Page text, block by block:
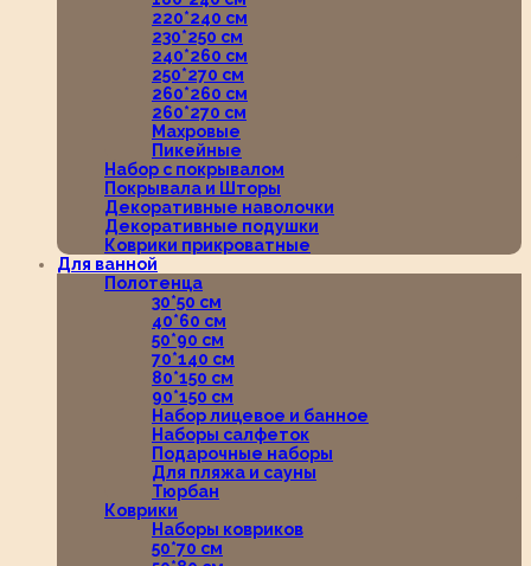
220*240 см
230*250 см
240*260 см
250*270 см
260*260 см
260*270 см
Махровые
Пикейные
Набор с покрывалом
Покрывала и Шторы
Декоративные наволочки
Декоративные подушки
Коврики прикроватные
Для ванной
Полотенца
30*50 см
40*60 см
50*90 см
70*140 см
80*150 см
90*150 см
Набор лицевое и банное
Наборы салфеток
Подарочные наборы
Для пляжа и сауны
Тюрбан
Коврики
Наборы ковриков
50*70 см